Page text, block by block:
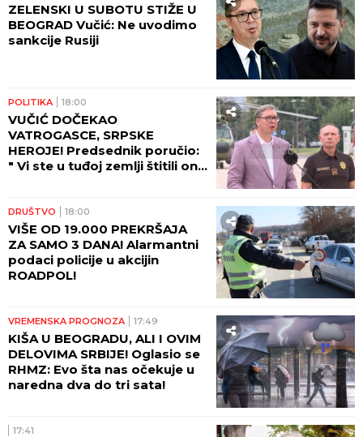
ZELENSKI U SUBOTU STIŽE U
BEOGRAD Vučić: Ne uvodimo
sankcije Rusiji
POLITIKA 18:00
VUČIĆ DOČEKAO
VATROGASCE, SRPSKE
HEROJE! Predsednik poručio:
" Vi ste u tuđoj zemlji štitili ono
DRUŠTVO 18:00
VIŠE OD 19.000 PREKRŠAJA
ZA SAMO 3 DANA! Alarmantni
podaci policije u akcijin
ROADPOL!
VREMENSKA PROGNOZA 17:49
KIŠA U BEOGRADU, ALI I OVIM
DELOVIMA SRBIJE! Oglasio se
RHMZ: Evo šta nas očekuje u
naredna dva do tri sata!
17:41